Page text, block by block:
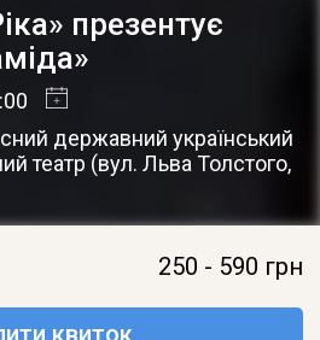
презентує
державний український
театр (вул. Льва Толстого,
250 - 590 грн
квиток